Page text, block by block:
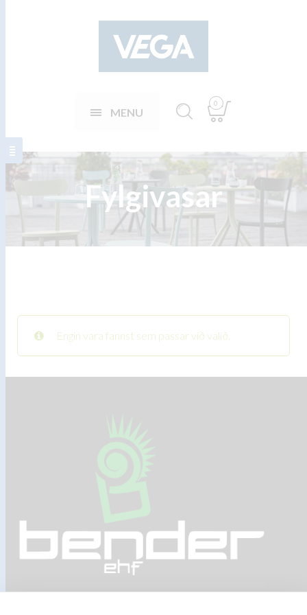
MENU
0
Fylgivasar
Engin vara fannst sem passar við valið.